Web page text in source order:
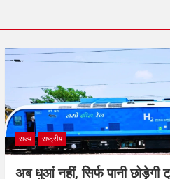
राज्य राष्ट्रीय
अब धुआं नहीं, सिर्फ पानी छोड़ेगी